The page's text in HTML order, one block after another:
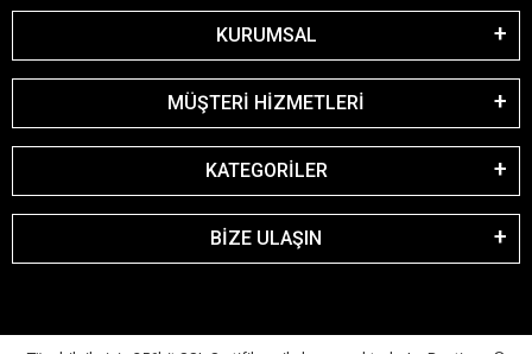
KURUMSAL
MÜŞTERİ HİZMETLERİ
KATEGORİLER
BİZE ULAŞIN